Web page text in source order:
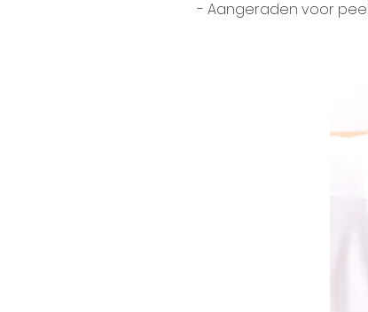
- Aangeraden voor